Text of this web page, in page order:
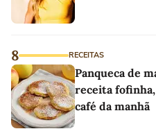
8 RECEITAS
Panqueca de
receita
café da manhã